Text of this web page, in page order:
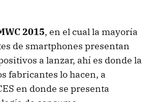
2015, en el cual la mayoría
de smartphones presentan
a lanzar, ahí es donde la
fabricantes lo hacen, a
en donde se presenta